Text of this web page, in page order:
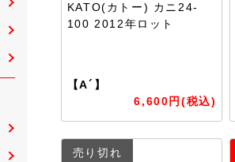
KATO(カトー) カニ24-
100 2012年ロット
【A´】
6,600円(税込)
売り切れ